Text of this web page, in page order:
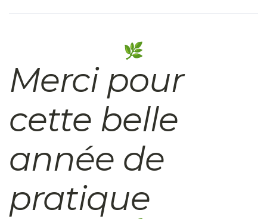
Merci pour
cette belle
année de
pratique